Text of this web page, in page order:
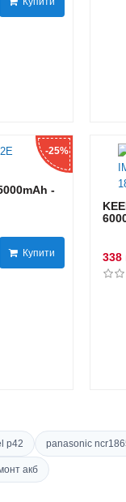
-25%
-
Купити 338
p42 panasonic
акб